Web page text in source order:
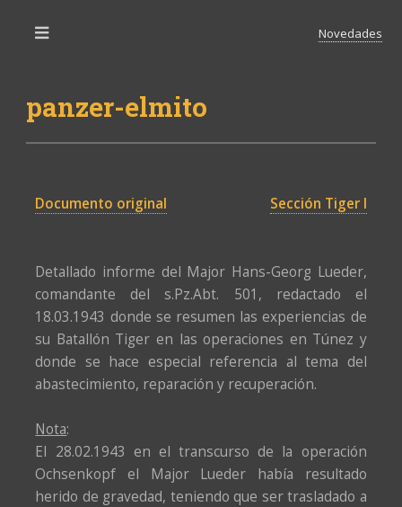
panzer-elmito
Novedades
Documento original Sección Tiger I
Detallado informe del Major Hans-Georg Lueder,
comandante del s.Pz.Abt. 501, redactado el
18.03.1943 donde se resumen las experiencias de
su Batallón Tiger en las operaciones en Túnez y
donde se hace especial referencia al tema del
abastecimiento, reparación y recuperación.
Nota:
El 28.02.1943 en el transcurso de la operación
Ochsenkopf el Major Lueder había resultado
herido de gravedad, teniendo que ser trasladado a